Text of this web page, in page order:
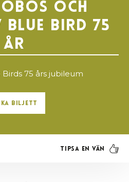
och
Blue Bird 75
år
75 års jubileum
Biljett
Tipsa en vän